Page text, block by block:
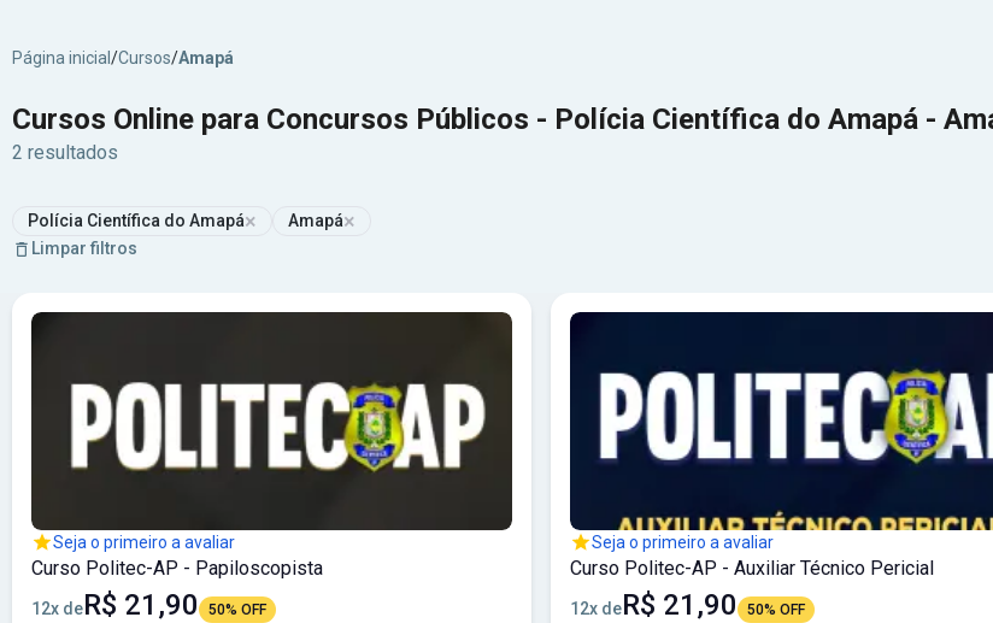
Página inicial /Cursos/Amapá
Cursos Online para Concursos Públicos - Polícia Científica do Amapá -
2 resultados
Polícia Científica do Amapá× Amapá×
Limpar filtros
Seja o primeiro a avaliar
Curso Politec-AP - Papiloscopista
12x deR$ 21,90 50% OFF
Seja o primeiro a avaliar
Curso Politec-AP - Auxiliar Técnico Pericial
12x deR$ 21,90 50% OFF